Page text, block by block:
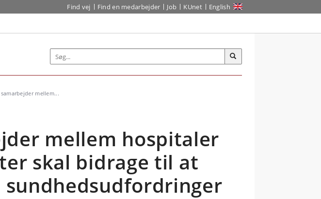
Find vej Find en medarbejder Job KUnet English
mellem...
mellem hospitaler
skal bidrage til at
sundhedsudfordringer